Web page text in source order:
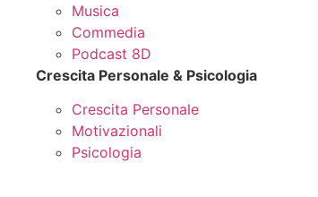
Musica
Commedia
Podcast 8D
Crescita Personale & Psicologia
Crescita Personale
Motivazionali
Psicologia